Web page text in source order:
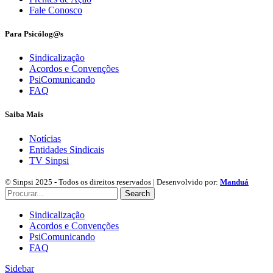
Fale Conosco
Para Psicólog@s
Sindicalização
Acordos e Convenções
PsiComunicando
FAQ
Saiba Mais
Notícias
Entidades Sindicais
TV Sinpsi
© Sinpsi 2025 - Todos os direitos reservados | Desenvolvido por: Manduá
Search
Sindicalização
Acordos e Convenções
PsiComunicando
FAQ
Sidebar